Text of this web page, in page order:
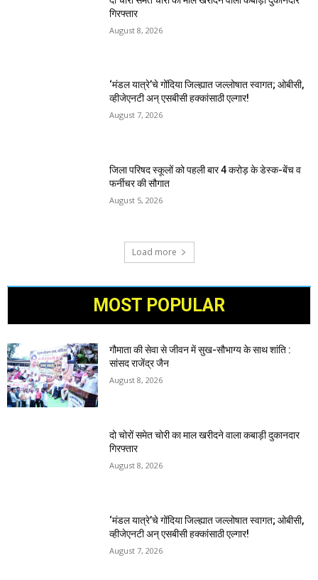
गिरफ्तार
August 8, 2026
‘मंडल यात्रे’चे गोंदिया जिल्ह्यात जल्लोषात स्वागत; ओबीसी,
व्हीजेएनटी अन् एसबीसी हक्कांसाठी एल्गार!
August 7, 2026
जिला परिषद स्कूलों को पहली बार 4 करोड़ के डेस्क-बेंच व
फर्नीचर की सौगात
August 5, 2026
Load more
MOST POPULAR
गौमाता की सेवा से जीवन में सुख-सौभाग्य के साथ शांति :
सांसद राजेंद्र जैन
August 8, 2026
दो चोरों समेत चोरी का माल खरीदने वाला कबाड़ी दुकानदार
गिरफ्तार
August 8, 2026
‘मंडल यात्रे’चे गोंदिया जिल्ह्यात जल्लोषात स्वागत; ओबीसी,
व्हीजेएनटी अन् एसबीसी हक्कांसाठी एल्गार!
August 7, 2026